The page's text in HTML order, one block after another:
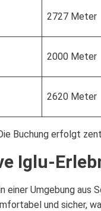
2727 Meter
2000 Meter
2620 Meter
Buchung erfolgt
Iglu-
einer Umgebung
und sicher,